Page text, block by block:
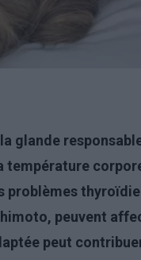
glande
température
problèmes
peuvent
peut